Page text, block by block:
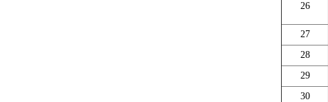
26
27
28
29
30